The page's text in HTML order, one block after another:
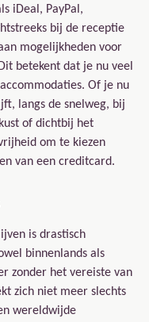
iDeal, PayPal,
bij de receptie
mogelijkheden voor
betekent dat je nu veel
Of je nu
langs de snelweg, bij
of dichtbij het
om te kiezen
van een creditcard.
is drastisch
binnenlands als
zonder het vereiste van
zich niet meer slechts
wereldwijde